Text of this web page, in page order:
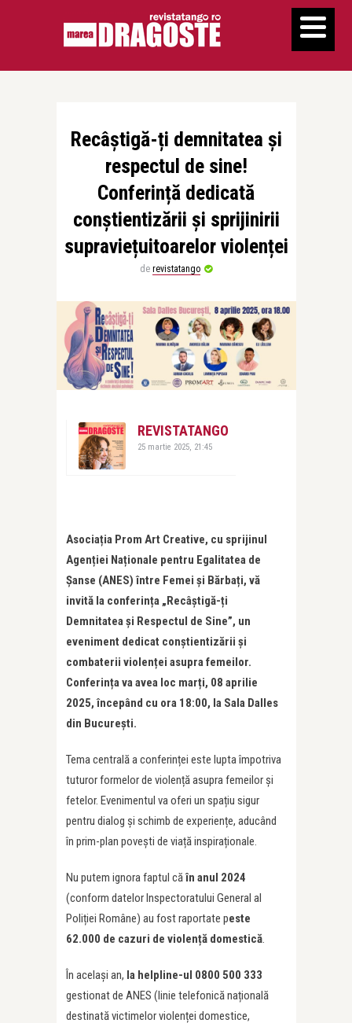
Recâștigă-ți demnitatea și
respectul de sine!
Conferință dedicată
conștientizării și sprijinirii
supraviețuitoarelor violenței
de revistatango
REVISTATANGO
25 martie 2025, 21:45
Asociația Prom Art Creative, cu sprijinul
Agenției Naționale pentru Egalitatea de
Șanse (ANES) între Femei și Bărbați, vă
invită la conferința „Recâștigă-ți
Demnitatea și Respectul de Sine”, un
eveniment dedicat conștientizării și
combaterii violenței asupra femeilor.
Conferința va avea loc marți, 08 aprilie
2025, începând cu ora 18:00, la Sala Dalles
din București.
Tema centrală a conferinței este lupta împotriva
tuturor formelor de violență asupra femeilor și
fetelor. Evenimentul va oferi un spațiu sigur
pentru dialog și schimb de experiențe, aducând
în prim-plan povești de viață inspiraționale.
Nu putem ignora faptul căîn anul 2024
(conform datelor Inspectoratului General al
Poliției Române) au fost raportate peste
62.000 de cazuri de violență domestică.
În același an, la helpline-ul 0800 500 333
gestionat de ANES (linie telefonică națională
destinată victimelor violenței domestice,